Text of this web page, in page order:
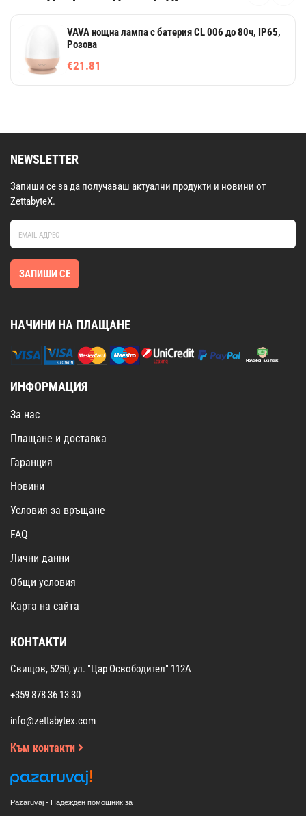
VAVA нощна лампа с батерия CL 006 до 80ч, IP65,
Розова
€21.81
NEWSLETTER
Запиши се за да получаваш актуални продукти и новини от
ZettabyteX.
ЗАПИШИ СЕ
НАЧИНИ НА ПЛАЩАНЕ
ИНФОРМАЦИЯ
За нас
Плащане и доставка
Гаранция
Новини
Условия за връщане
FAQ
Лични данни
Общи условия
Карта на сайта
КОНТАКТИ
Свищов, 5250, ул. "Цар Освободител" 112А
+359 878 36 13 30
info@zettabytex.com
Към контакти
Pazaruvaj - Надежден помощник за